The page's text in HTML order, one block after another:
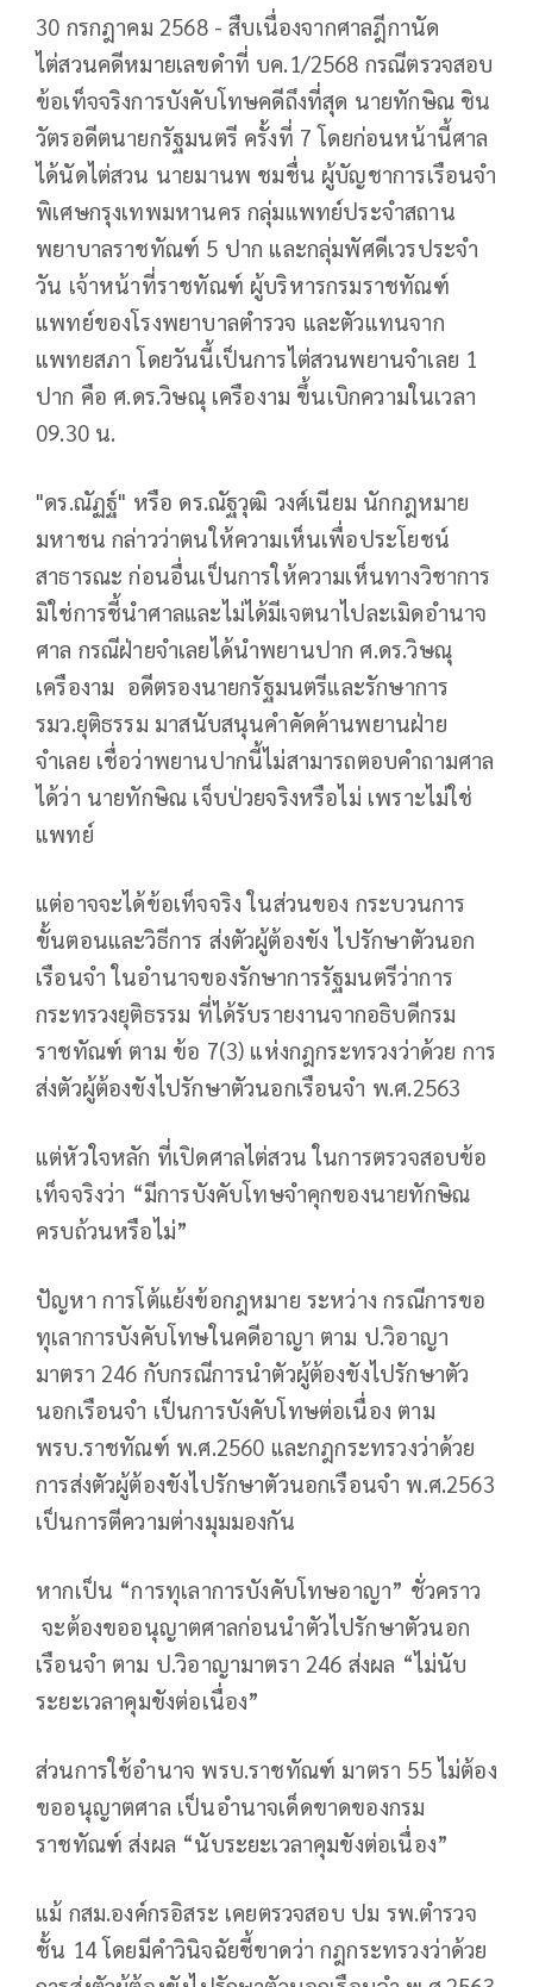
30 กรกฎาคม 2568 - สืบเนื่องจากศาลฎีกานัด
ไต่สวนคดีหมายเลขดำที่ บค.1/2568 กรณีตรวจสอบ
ข้อเท็จจริงการบังคับโทษคดีถึงที่สุด นายทักษิณ ชิน
วัตรอดีตนายกรัฐมนตรี ครั้งที่ 7 โดยก่อนหน้านี้ศาล
ได้นัดไต่สวน นายมานพ ชมชื่น ผู้บัญชาการเรือนจำ
พิเศษกรุงเทพมหานคร กลุ่มแพทย์ประจำสถาน
พยาบาลราชทัณฑ์ 5 ปาก และกลุ่มพัศดีเวรประจำ
วัน เจ้าหน้าที่ราชทัณฑ์ ผู้บริหารกรมราชทัณฑ์
แพทย์ของโรงพยาบาลตำรวจ และตัวแทนจาก
แพทยสภา โดยวันนี้เป็นการไต่สวนพยานจำเลย 1
ปาก คือ ศ.ดร.วิษณุ เครืองาม ขึ้นเบิกความในเวลา
09.30 น.
"ดร.ณัฏฐ์" หรือ ดร.ณัฐวุฒิ วงศ์เนียม นักกฎหมาย
มหาชน กล่าวว่าตนให้ความเห็นเพื่อประโยชน์
สาธารณะ ก่อนอื่นเป็นการให้ความเห็นทางวิชาการ
มิใช่การชี้นำศาลและไม่ได้มีเจตนาไปละเมิดอำนาจ
ศาล กรณีฝ่ายจำเลยได้นำพยานปาก ศ.ดร.วิษณุ
เครืองาม อดีตรองนายกรัฐมนตรีและรักษาการ
รมว.ยุติธรรม มาสนับสนุนคำคัดค้านพยานฝ่าย
จำเลย เชื่อว่าพยานปากนี้ไม่สามารถตอบคำถามศาล
ได้ว่า นายทักษิณ เจ็บป่วยจริงหรือไม่ เพราะไม่ใช่
แพทย์
แต่อาจจะได้ข้อเท็จจริง ในส่วนของ กระบวนการ
ขั้นตอนและวิธีการ ส่งตัวผู้ต้องขัง ไปรักษาตัวนอก
เรือนจำ ในอำนาจของรักษาการรัฐมนตรีว่าการ
กระทรวงยุติธรรม ที่ได้รับรายงานจากอธิบดีกรม
ราชทัณฑ์ ตาม ข้อ 7(3) แห่งกฎกระทรวงว่าด้วย การ
ส่งตัวผู้ต้องขังไปรักษาตัวนอกเรือนจำ พ.ศ.2563
แต่หัวใจหลัก ที่เปิดศาลไต่สวน ในการตรวจสอบข้อ
เท็จจริงว่า “มีการบังคับโทษจำคุกของนายทักษิณ
ครบถ้วนหรือไม่”
ปัญหา การโต้แย้งข้อกฎหมาย ระหว่าง กรณีการขอ
ทุเลาการบังคับโทษในคดีอาญา ตาม ป.วิอาญา
มาตรา 246 กับกรณีการนำตัวผู้ต้องขังไปรักษาตัว
นอกเรือนจำ เป็นการบังคับโทษต่อเนื่อง ตาม
พรบ.ราชทัณฑ์ พ.ศ.2560 และกฎกระทรวงว่าด้วย
การส่งตัวผู้ต้องขังไปรักษาตัวนอกเรือนจำ พ.ศ.2563
เป็นการตีความต่างมุมมองกัน
หากเป็น “การทุเลาการบังคับโทษอาญา” ชั่วคราว
จะต้องขออนุญาตศาลก่อนนำตัวไปรักษาตัวนอก
เรือนจำ ตาม ป.วิอาญามาตรา 246 ส่งผล “ไม่นับ
ระยะเวลาคุมขังต่อเนื่อง”
ส่วนการใช้อำนาจ พรบ.ราชทัณฑ์ มาตรา 55 ไม่ต้อง
ขออนุญาตศาล เป็นอำนาจเด็ดขาดของกรม
ราชทัณฑ์ ส่งผล “นับระยะเวลาคุมขังต่อเนื่อง”
แม้ กสม.องค์กรอิสระ เคยตรวจสอบ ปม รพ.ตำรวจ
ชั้น 14 โดยมีคำวินิจฉัยชี้ขาดว่า กฎกระทรวงว่าด้วย